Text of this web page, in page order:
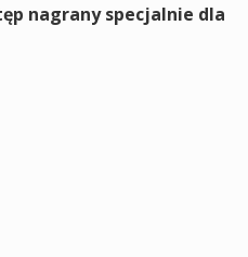
nagrany specjalnie dla